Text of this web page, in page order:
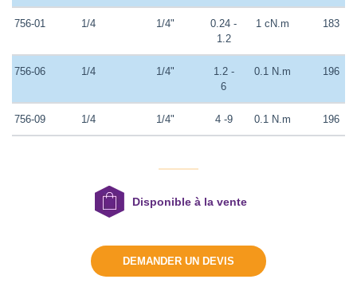
DEMANDER UN DEVIS
756-01 1/4 1/4"
0.24 -
1.2
1 cN.m 183
756-06 1/4 1/4"
1.2 -
6
0.1 N.m 196
756-09 1/4 1/4" 4 -9 0.1 N.m 196
Disponible à la vente
DEMANDER UN DEVIS